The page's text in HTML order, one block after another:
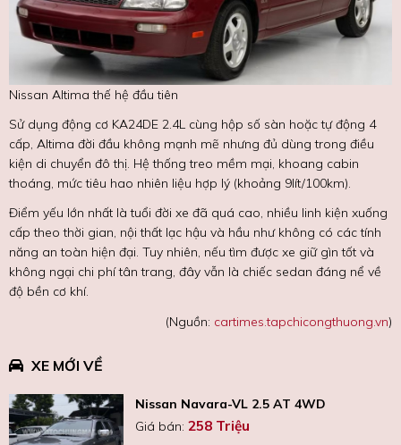
Nissan Altima thế hệ đầu tiên
Sử dụng động cơ KA24DE 2.4L cùng hộp số sàn hoặc tự động 4
cấp, Altima đời đầu không mạnh mẽ nhưng đủ dùng trong điều
kiện di chuyển đô thị. Hệ thống treo mềm mại, khoang cabin
thoáng, mức tiêu hao nhiên liệu hợp lý (khoảng 9lít/100km).
Điểm yếu lớn nhất là tuổi đời xe đã quá cao, nhiều linh kiện xuống
cấp theo thời gian, nội thất lạc hậu và hầu như không có các tính
năng an toàn hiện đại. Tuy nhiên, nếu tìm được xe giữ gìn tốt và
không ngại chi phí tân trang, đây vẫn là chiếc sedan đáng nể về
độ bền cơ khí.
(Nguồn: cartimes.tapchicongthuong.vn)
XE MỚI VỀ
Nissan Navara-VL 2.5 AT 4WD
Giá bán:258 Triệu